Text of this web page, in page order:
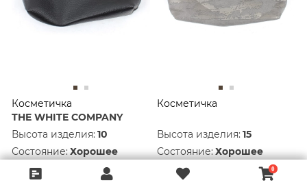
Косметичка
THE WHITE COMPANY
Высота изделия: 10
Состояние:Хорошее
499 руб. 399 руб.
Косметичка
Высота изделия: 15
Состояние:Хорошее
655 руб.